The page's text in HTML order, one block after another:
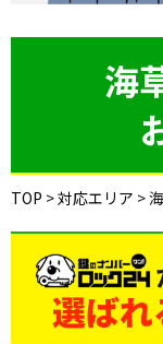
海
TOP >対応エリア >